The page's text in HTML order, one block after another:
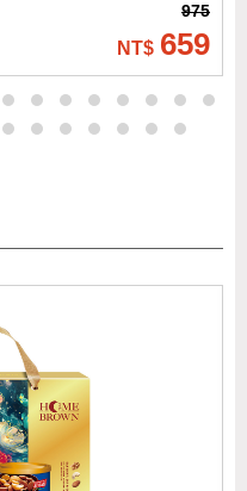
975
659